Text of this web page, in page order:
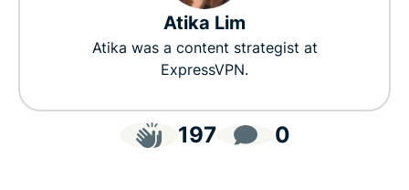
Atika Lim
Atika was a content strategist at
ExpressVPN.
197 0